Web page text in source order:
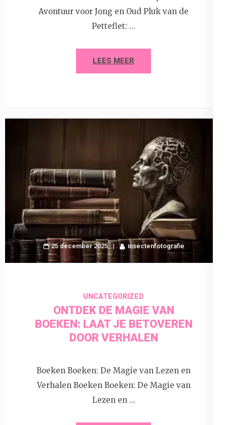
Avontuur voor Jong en Oud Pluk van de
Petteflet: …
LEES MEER
25 december 2025 insectenfotografie
UNCATEGORIZED
ONTDEK DE MAGIE VAN
BOEKEN: LAAT JE BETOVEREN
DOOR VERHALEN
Boeken Boeken: De Magie van Lezen en
Verhalen Boeken Boeken: De Magie van
Lezen en …